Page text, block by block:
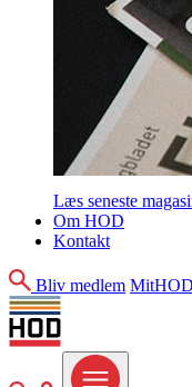
Læs seneste
Om HOD
Kontakt
Søg
Bliv medlem MitHOD
MitHOD